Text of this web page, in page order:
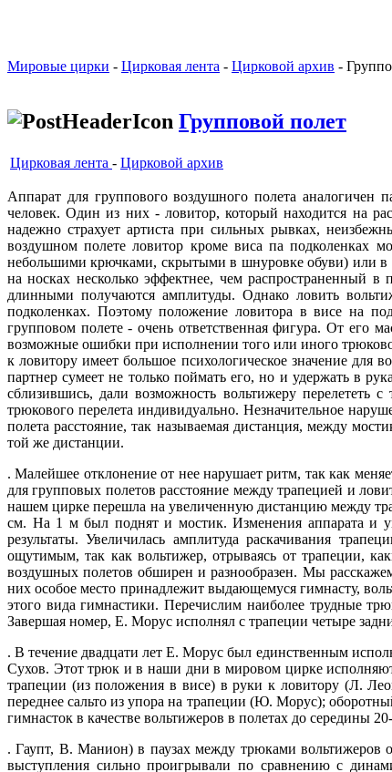
Мировые цирки - Цирковая лента - Цирковой архив -
Групповой полет
Цирковая лента - Цирковой архив
Аппарат для группового воздушного полета
человек. Один из них - ловитор, который находится на
надежно страхует артиста при сильных рывках,
воздушном полете ловитор кроме виса па подколенках
небольшими крючками, скрытыми в шнуровке обуви) или в
на носках несколько эффектнее, чем распространенный
длинными получаются амплитуды. Однако ловить
подколенках. Поэтому положение ловитора в висе на
групповом полете - очень ответственная фигура. От его
возможные ошибки при исполнении того или иного
к ловитору имеет большое психологическое значение
партнер сумеет не только поймать его, но и удержать в
сблизившись, дали возможность вольтижеру перелететь
трюкового перелета индивидуально. Незначительное
полета расстояние, так называемая дистанция, между
той же дистанции.
. Малейшее отклонение от нее нарушает ритм, так как
для групповых полетов расстояние между трапецией и
нашем цирке перешла на увеличенную дистанцию между
см. На 1 м был поднят и мостик. Изменения аппарата и
результаты. Увеличилась амплитуда раскачивания
ощутимым, так как вольтижер, отрываясь от трапеции,
воздушных полетов обширен и разнообразен. Мы
них особое место принадлежит выдающемуся гимнасту,
этого вида гимнастики. Перечислим наиболее трудные
Завершая номер, Е. Морус исполнял с трапеции четыре
. В течение двадцати лет Е. Морус был единственным
Сухов. Этот трюк и в наши дни в мировом цирке
трапеции (из положения в висе) в руки к ловитору (Л.
переднее сальто из упора на трапеции (Ю. Морус);
гимнасток в качестве вольтижеров в полетах до середины
. Гаупт, В. Манион) в паузах между трюками вольтижеров
выступления сильно проигрывали по сравнению с